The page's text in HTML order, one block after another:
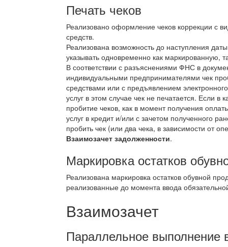
Печать чеков
Реализовано оформление чеков коррекции с
средств.
Реализована возможность до наступления
указывать одновременно как маркированную,
В соответствии с разъяснениями ФНС в
индивидуальными предпринимателями чек
средствами или с предъявлением
услуг в этом случае чек не печатается. Если в
пробитие чеков, как в момент получения
услуг в кредит и/или с зачетом полученного
пробить чек (или два чека, в зависимости от
Взаимозачет задолженности.
Маркировка остатков
Реализована маркировка остатков обувной
реализованные до момента ввода
Взаимозачет
Параллельное выполнение